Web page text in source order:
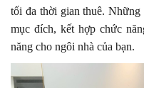
tối đa thời gian thuê. Những
mục đích, kết hợp chức
năng cho ngôi nhà của bạn.